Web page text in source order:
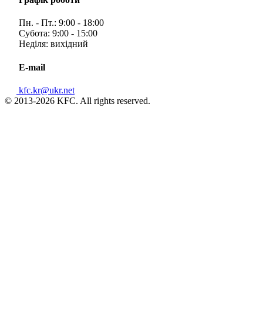
Пн. - Пт.: 9:00 - 18:00
Субота: 9:00 - 15:00
Неділя: вихідний
E-mail
kfc.kr@ukr.net
© 2013-2026 KFC. All rights reserved.